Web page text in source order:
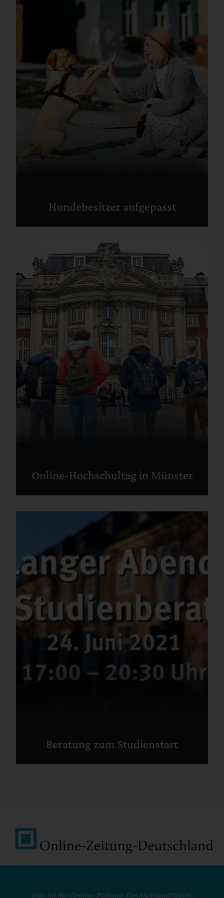
Hundebesitzer aufgepasst
Online-Hochschultag in Münster
Beratung zum Studienstart
Was ist die Online-Zeitung-Deutschland?AGBs